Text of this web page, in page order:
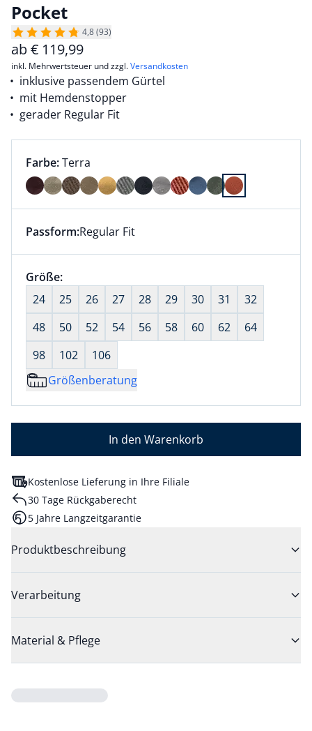
Pocket
4,8 (93)
ab€ 119,99
inkl. Mehrwertsteuer und zzgl.Versandkosten
inklusive passendem Gürtel
mit Hemdenstopper
gerader Regular Fit
Farbauswahl:
Farbe:aktuell ausgewählt:
Terra
Farbe Terra ausgewählt
Dieser Artikel hat die Passform Regular Fit. für
Passform:Regular Fit
Größenauswahl:
Größe:nichts ausgewählt
24
25 26 27 28 29 30 31
32
48
50 52 54 56 58 60 62
64
98
102
106
Größenberatung
In den Warenkorb
Kostenlose Lieferung in Ihre Filiale
30 Tage Rückgaberecht
5 Jahre Langzeitgarantie
Produktbeschreibung
Verarbeitung
Material & Pflege